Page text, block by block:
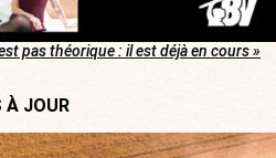
pas théorique : il est déjà en cours »
À JOUR